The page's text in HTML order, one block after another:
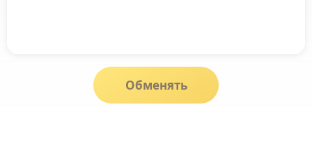
Обменять